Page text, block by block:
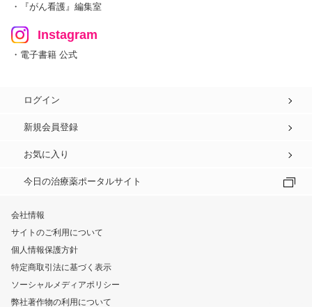
・『がん看護』編集室
Instagram
・電子書籍 公式
ログイン
新規会員登録
お気に入り
今日の治療薬ポータルサイト
会社情報
サイトのご利用について
個人情報保護方針
特定商取引法に基づく表示
ソーシャルメディアポリシー
弊社著作物の利用について